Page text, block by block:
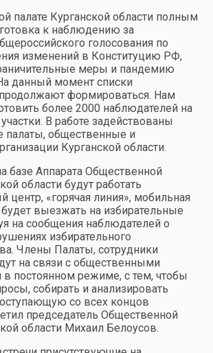
палате Курганской области полным
к наблюдению за
голосования по
изменений в Конституцию РФ,
меры и пандемию
данный момент списки
формироваться. Нам
более 2000 наблюдателей на
В работе задействованы
палаты, общественные и
Курганской области.
базе Аппарата Общественной
области будут работать
центр, «горячая линия», мобильная
будет выезжать на избирательные
на сообщения наблюдателей о
избирательного
Члены Палаты, сотрудники
на связи с общественными
постоянном режиме, с тем, чтобы
собирать и анализировать
со всех концов
председатель Общественной
области Михаил Белоусов.